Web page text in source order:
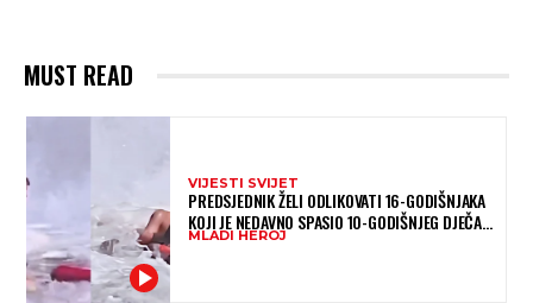
MUST READ
VIJESTI SVIJET
PREDSJEDNIK ŽELI ODLIKOVATI 16-GODIŠNJAKA
KOJI JE NEDAVNO SPASIO 10-GODIŠNJEG DJEČAKA
IZ SMRTONOSNIH VALOVA
MLADI HEROJ